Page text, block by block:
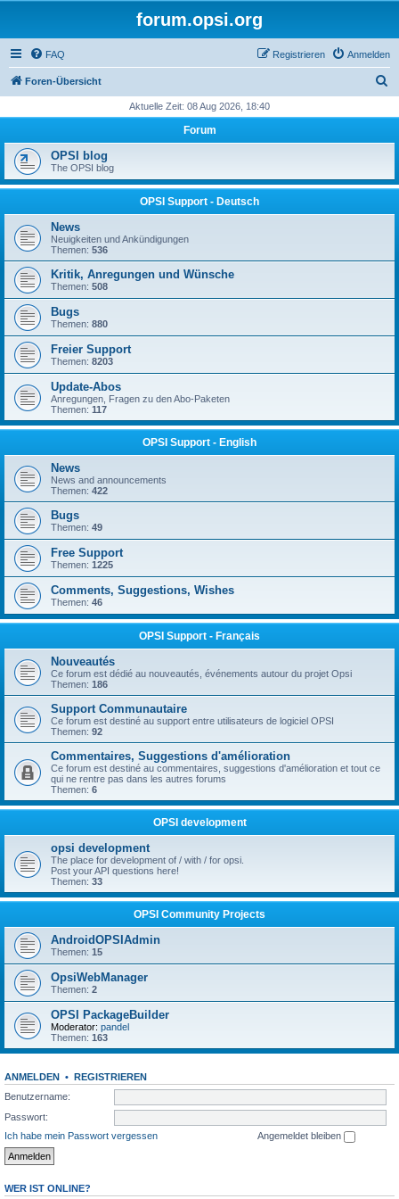
forum.opsi.org
FAQ Anmelden
Registrieren
Foren-Übersicht
h
Aktuelle Zeit: 08 Aug 2026, 18:40
Forum
OPSI blog
The OPSI blog
OPSI Support - Deutsch
News
Neuigkeiten und Ankündigungen
Themen: 536
Kritik, Anregungen und Wünsche
Themen: 508
Bugs
Themen: 880
Freier Support
Themen: 8203
Update-Abos
Anregungen, Fragen zu den Abo-Paketen
Themen: 117
OPSI Support - English
News
News and announcements
Themen: 422
Bugs
Themen: 49
Free Support
Themen: 1225
Comments, Suggestions, Wishes
Themen: 46
OPSI Support - Français
Nouveautés
Ce forum est dédié au nouveautés, événements autour du projet Opsi
Themen: 186
Support Communautaire
Ce forum est destiné au support entre utilisateurs de logiciel OPSI
Themen: 92
Commentaires, Suggestions d'amélioration
Ce forum est destiné au commentaires, suggestions d'amélioration et tout ce
qui ne rentre pas dans les autres forums
Themen: 6
OPSI development
opsi development
The place for development of / with / for opsi.
Post your API questions here!
Themen: 33
OPSI Community Projects
AndroidOPSIAdmin
Themen: 15
OpsiWebManager
Themen: 2
OPSI PackageBuilder
Moderator: pandel
Themen: 163
ANMELDEN • REGISTRIEREN
Benutzername:
Passwort:
Ich habe mein Passwort vergessen
Angemeldet bleiben
WER IST ONLINE?